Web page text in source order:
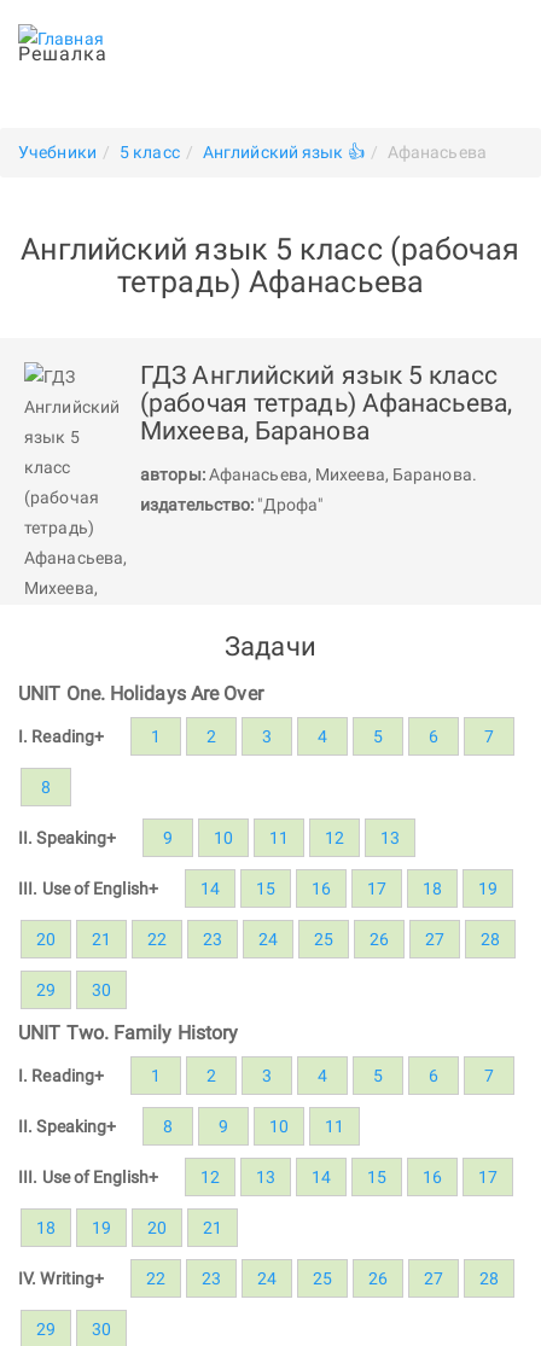
Решалка
Учебники 5 класс Английский язык 👍 Афанасьева
Английский язык 5 класс (рабочая
тетрадь) Афанасьева
ГДЗ Английский язык 5 класс
(рабочая тетрадь) Афанасьева,
Михеева, Баранова
авторы:Афанасьева, Михеева, Баранова.
издательство: "Дрофа"
Задачи
UNIT One. Holidays Are Over
I. Reading+ 1 2 3 4 5 6 7
8
II. Speaking+ 9 10 11 12 13
III. Use of English+ 14 15 16 17 18 19
20 21 22 23 24 25 26 27 28
29 30
UNIT Two. Family History
I. Reading+ 1 2 3 4 5 6 7
II. Speaking+ 8 9 10 11
III. Use of English+ 12 13 14 15 16 17
18 19 20 21
IV. Writing+ 22 23 24 25 26 27 28
29 30